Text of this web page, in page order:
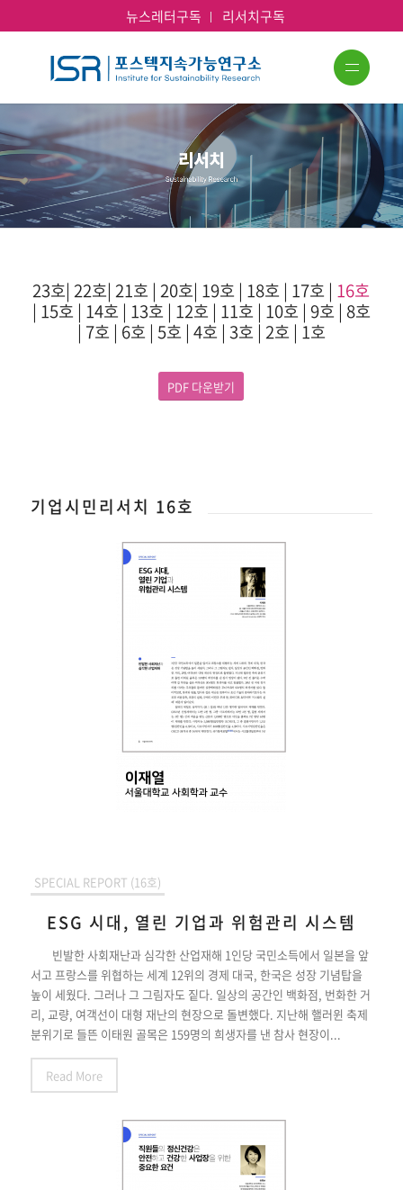
뉴스레터구독 리서치구독
23호| 22호| 21호 | 20호| 19호 | 18호 | 17호 | 16호
| 15호 | 14호 | 13호 | 12호 | 11호 | 10호 | 9호 | 8호
| 7호 | 6호 | 5호 | 4호 | 3호 | 2호 | 1호
PDF 다운받기
기업시민리서치 16호
SPECIAL REPORT (16호)
ESG 시대, 열린 기업과 위험관리 시스템
빈발한 사회재난과 심각한 산업재해 1인당 국민소득에서 일본을 앞
서고 프랑스를 위협하는 세계 12위의 경제 대국, 한국은 성장 기념탑을
높이 세웠다. 그러나 그 그림자도 짙다. 일상의 공간인 백화점, 번화한 거
리, 교량, 여객선이 대형 재난의 현장으로 돌변했다. 지난해 핼러윈 축제
분위기로 들뜬 이태원 골목은 159명의 희생자를 낸 참사 현장이...
Read More